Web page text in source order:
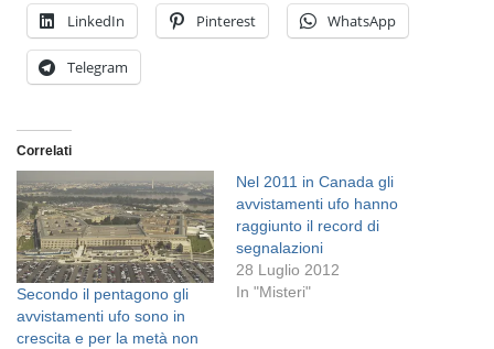
LinkedIn Pinterest WhatsApp
Telegram
Correlati
Secondo il pentagono gli
avvistamenti ufo sono in
crescita e per la metà non
Nel 2011 in Canada gli
avvistamenti ufo hanno
raggiunto il record di
segnalazioni
28 Luglio 2012
In "Misteri"